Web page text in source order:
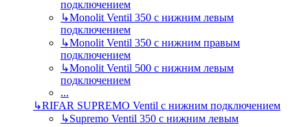
подключением
↳Monolit Ventil 350 с нижним левым
подключением
↳Monolit Ventil 350 с нижним правым
подключением
↳Monolit Ventil 500 с нижним левым
подключением
...
↳RIFAR SUPREMO Ventil с нижним подключением
↳Supremo Ventil 350 с нижним левым